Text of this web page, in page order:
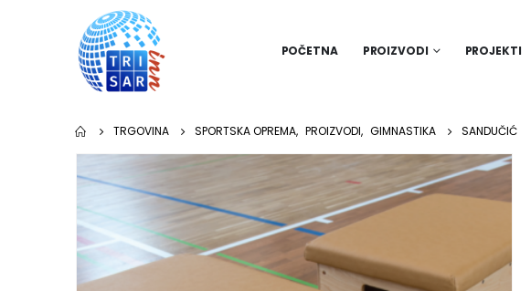
POČETNA PROIZVODI PROJEKTI
TRGOVINA SPORTSKA OPREMA, PROIZVODI, GIMNASTIKA SANDUČIĆ